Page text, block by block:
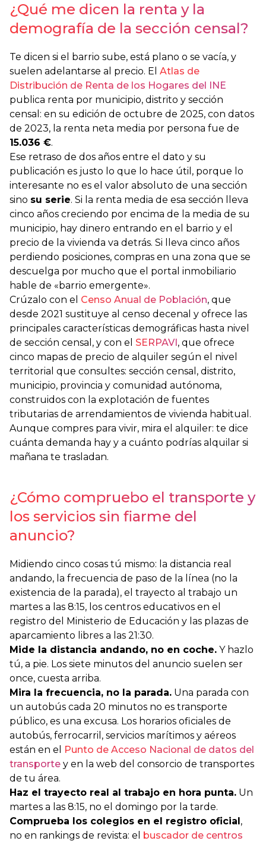
¿Qué me dicen la renta y la
demografía de la sección censal?
Te dicen si el barrio sube, está plano o se vacía, y
suelen adelantarse al precio. El Atlas de
Distribución de Renta de los Hogares del INE
publica renta por municipio, distrito y sección
censal: en su edición de octubre de 2025, con datos
de 2023, la renta neta media por persona fue de
15.036 €.
Ese retraso de dos años entre el dato y su
publicación es justo lo que lo hace útil, porque lo
interesante no es el valor absoluto de una sección
sino su serie. Si la renta media de esa sección lleva
cinco años creciendo por encima de la media de su
municipio, hay dinero entrando en el barrio y el
precio de la vivienda va detrás. Si lleva cinco años
perdiendo posiciones, compras en una zona que se
descuelga por mucho que el portal inmobiliario
hable de «barrio emergente».
Crúzalo con el Censo Anual de Población, que
desde 2021 sustituye al censo decenal y ofrece las
principales características demográficas hasta nivel
de sección censal, y con el SERPAVI , que ofrece
cinco mapas de precio de alquiler según el nivel
territorial que consultes: sección censal, distrito,
municipio, provincia y comunidad autónoma,
construidos con la explotación de fuentes
tributarias de arrendamientos de vivienda habitual.
Aunque compres para vivir, mira el alquiler: te dice
cuánta demanda hay y a cuánto podrías alquilar si
mañana te trasladan.
¿Cómo compruebo el transporte y
los servicios sin fiarme del
anuncio?
Midiendo cinco cosas tú mismo: la distancia real
andando, la frecuencia de paso de la línea (no la
existencia de la parada), el trayecto al trabajo un
martes a las 8:15, los centros educativos en el
registro del Ministerio de Educación y las plazas de
aparcamiento libres a las 21:30.
Mide la distancia andando, no en coche. Y hazlo
tú, a pie. Los siete minutos del anuncio suelen ser
once, cuesta arriba.
Mira la frecuencia, no la parada. Una parada con
un autobús cada 20 minutos no es transporte
público, es una excusa. Los horarios oficiales de
autobús, ferrocarril, servicios marítimos y aéreos
están en el
Punto de Acceso Nacional de datos del
transporte y en la web del consorcio de transportes
de tu área.
Haz el trayecto real al trabajo en hora punta. Un
martes a las 8:15, no el domingo por la tarde.
Comprueba los colegios en el registro oficial ,
no en rankings de revista: el
buscador de centros